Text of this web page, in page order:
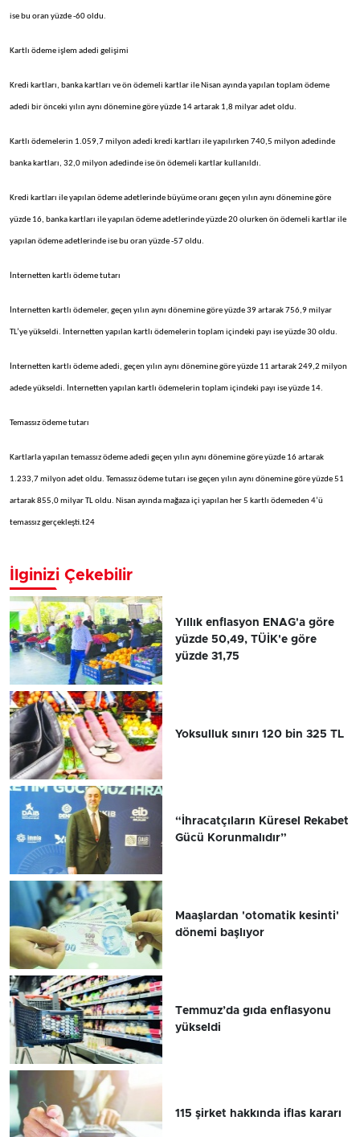
ise bu oran yüzde -60 oldu.
Kartlı ödeme işlem adedi gelişimi
Kredi kartları, banka kartları ve ön ödemeli kartlar ile Nisan ayında yapılan toplam ödeme
adedi bir önceki yılın aynı dönemine göre yüzde 14 artarak 1,8 milyar adet oldu.
Kartlı ödemelerin 1.059,7 milyon adedi kredi kartları ile yapılırken 740,5 milyon adedinde
banka kartları, 32,0 milyon adedinde ise ön ödemeli kartlar kullanıldı.
Kredi kartları ile yapılan ödeme adetlerinde büyüme oranı geçen yılın aynı dönemine göre
yüzde 16, banka kartları ile yapılan ödeme adetlerinde yüzde 20 olurken ön ödemeli kartlar ile
yapılan ödeme adetlerinde ise bu oran yüzde -57 oldu.
İnternetten kartlı ödeme tutarı
İnternetten kartlı ödemeler, geçen yılın aynı dönemine göre yüzde 39 artarak 756,9 milyar
TL’ye yükseldi. İnternetten yapılan kartlı ödemelerin toplam içindeki payı ise yüzde 30 oldu.
İnternetten kartlı ödeme adedi, geçen yılın aynı dönemine göre yüzde 11 artarak 249,2 milyon
adede yükseldi. İnternetten yapılan kartlı ödemelerin toplam içindeki payı ise yüzde 14.
Temassız ödeme tutarı
Kartlarla yapılan temassız ödeme adedi geçen yılın aynı dönemine göre yüzde 16 artarak
1.233,7 milyon adet oldu. Temassız ödeme tutarı ise geçen yılın aynı dönemine göre yüzde 51
artarak 855,0 milyar TL oldu. Nisan ayında mağaza içi yapılan her 5 kartlı ödemeden 4’ü
temassız gerçekleşti.t24
İlginizi Çekebilir
Yıllık enflasyon ENAG'a göre
yüzde 50,49, TÜİK'e göre
yüzde 31,75
Yoksulluk sınırı 120 bin 325 TL
“İhracatçıların Küresel Rekabet
Gücü Korunmalıdır”
Maaşlardan 'otomatik kesinti'
dönemi başlıyor
Temmuz’da gıda enflasyonu
yükseldi
115 şirket hakkında iflas kararı